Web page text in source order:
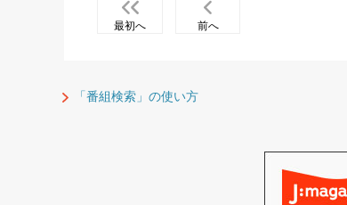
最初へ 前へ
「番組検索」の使い方